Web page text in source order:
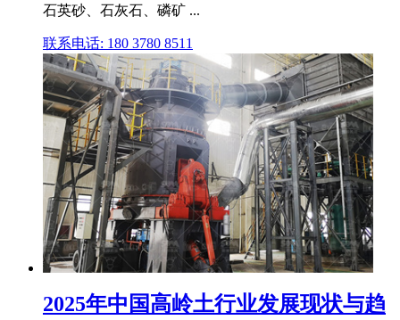
石英砂、石灰石、磷矿 ...
联系电话: 180 3780 8511
2025年中国高岭土行业发展现状与趋